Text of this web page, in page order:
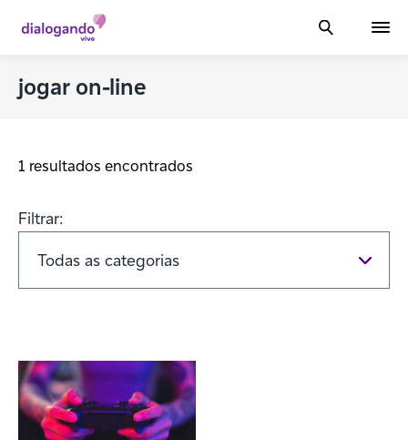
jogar on-line
1 resultados encontrados
Filtrar: